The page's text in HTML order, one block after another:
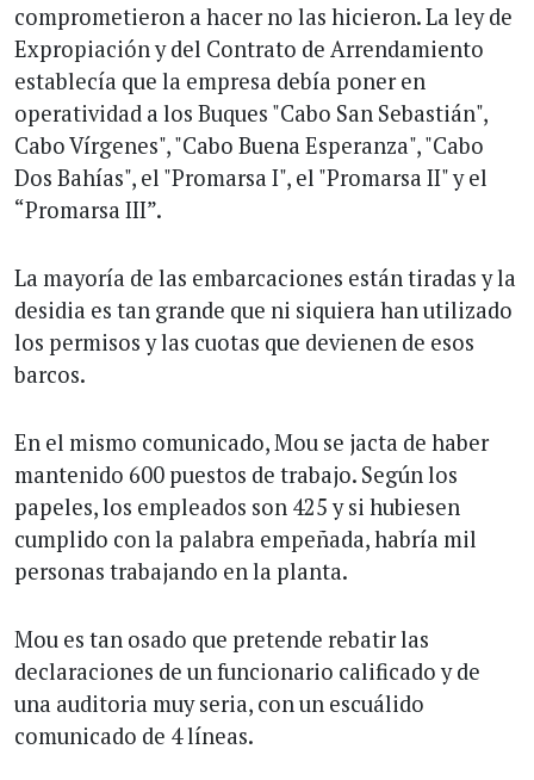
comprometieron a hacer no las hicieron. La ley de
Expropiación y del Contrato de Arrendamiento
establecía que la empresa debía poner en
operatividad a los Buques "Cabo San Sebastián",
Cabo Vírgenes", "Cabo Buena Esperanza", "Cabo
Dos Bahías", el "Promarsa I", el "Promarsa II" y el
“Promarsa III”.
La mayoría de las embarcaciones están tiradas y la
desidia es tan grande que ni siquiera han utilizado
los permisos y las cuotas que devienen de esos
barcos.
En el mismo comunicado, Mou se jacta de haber
mantenido 600 puestos de trabajo. Según los
papeles, los empleados son 425 y si hubiesen
cumplido con la palabra empeñada, habría mil
personas trabajando en la planta.
Mou es tan osado que pretende rebatir las
declaraciones de un funcionario calificado y de
una auditoria muy seria, con un escuálido
comunicado de 4 líneas.